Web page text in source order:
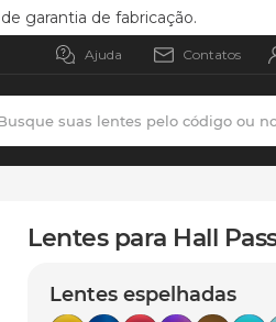
garantia de fabricação.
Ajuda Contatos
suas lentes pelo código
Lentes para Hall
Lentes espelhadas